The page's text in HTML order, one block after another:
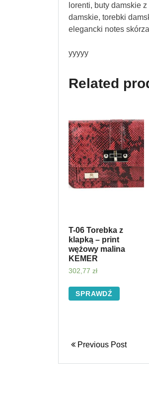
lorenti, buty damskie
damskie, torebki
elegancki notes
yyyyy
Related
T-06 Torebka z
klapką – print
wężowy malina
KEMER
302,77 zł
SPRAWDŹ
Previous Post